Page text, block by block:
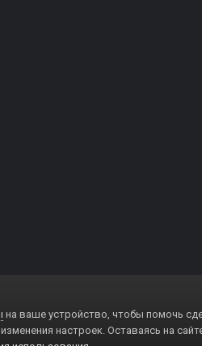
на ваше устройство, чтобы помочь
настроек. Оставаясь на